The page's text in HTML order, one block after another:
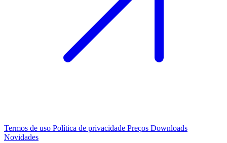
Termos de uso Política de privacidade Preços Downloads
Novidades